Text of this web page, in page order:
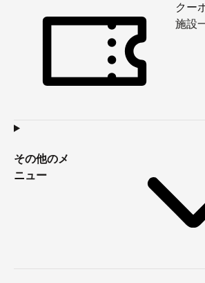
クー
施設
その他のメ
ニュー